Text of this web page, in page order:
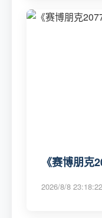
《赛博朋
2026/8/8 23:18:22